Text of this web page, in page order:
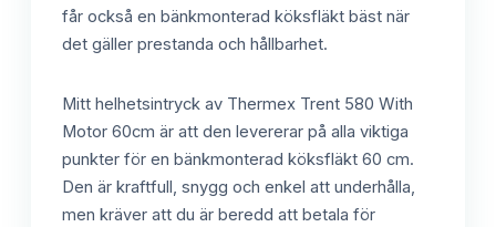
får också en bänkmonterad köksfläkt bäst när
det gäller prestanda och hållbarhet.
Mitt helhetsintryck av Thermex Trent 580 With
Motor 60cm är att den levererar på alla viktiga
punkter för en bänkmonterad köksfläkt 60 cm.
Den är kraftfull, snygg och enkel att underhålla,
men kräver att du är beredd att betala för